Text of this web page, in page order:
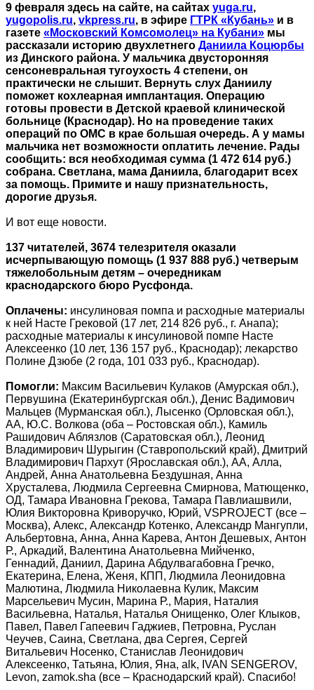
9 февраля здесь на сайте, на сайтах yuga.ru,
yugopolis.ru, vkpress.ru, в эфире ГТРК «Кубань» и в
газете «Московский Комсомолец» на Кубани» мы
рассказали историю двухлетнего Даниила Коцюрбы
из Динского района. У мальчика двусторонняя
сенсоневральная тугоухость 4 степени, он
практически не слышит. Вернуть слух Даниилу
поможет кохлеарная имплантация. Операцию
готовы провести в Детской краевой клинической
больнице (Краснодар). Но на проведение таких
операций по ОМС в крае большая очередь. А у мамы
мальчика нет возможности оплатить лечение. Рады
сообщить: вся необходимая сумма (1 472 614 руб.)
собрана. Светлана, мама Даниила, благодарит всех
за помощь. Примите и нашу признательность,
дорогие друзья.
И вот еще новости.
137 читателей, 3674 телезрителя оказали
исчерпывающую помощь (1 937 888 руб.) четверым
тяжелобольным детям – очередникам
краснодарского бюро Русфонда.
Оплачены: инсулиновая помпа и расходные материалы
к ней Насте Грековой (17 лет, 214 826 руб., г. Анапа);
расходные материалы к инсулиновой помпе Насте
Алексеенко (10 лет, 136 157 руб., Краснодар); лекарство
Полине Дзюбе (2 года, 101 033 руб., Краснодар).
Помогли: Максим Васильевич Кулаков (Амурская обл.),
Первушина (Екатеринбургская обл.), Денис Вадимович
Мальцев (Мурманская обл.), Лысенко (Орловская обл.),
АА, Ю.С. Волкова (оба – Ростовская обл.), Камиль
Рашидович Аблязлов (Саратовская обл.), Леонид
Владимирович Шурыгин (Ставропольский край), Дмитрий
Владимирович Пархут (Ярославская обл.), АА, Алла,
Андрей, Анна Анатольевна Бездушная, Анна
Хрусталева, Людмила Сергеевна Смирнова, Матющенко,
ОД, Тамара Ивановна Грекова, Тамара Павлиашвили,
Юлия Викторовна Криворучко, Юрий, VSPROJECT (все –
Москва), Алекс, Александр Котенко, Александр Мангупли,
Альбертовна, Анна, Анна Карева, Антон Дешевых, Антон
Р., Аркадий, Валентина Анатольевна Мийченко,
Геннадий, Даниил, Дарина Абдулвагабовна Гречко,
Екатерина, Елена, Женя, КПП, Людмила Леонидовна
Малютина, Людмила Николаевна Кулик, Максим
Марсельевич Мусин, Марина Р., Мария, Наталия
Васильевна, Наталья, Наталья Онищенко, Олег Клыков,
Павел, Павел Гапеевич Гаджиев, Петровна, Руслан
Чеучев, Саина, Светлана, два Сергея, Сергей
Витальевич Носенко, Станислав Леонидович
Алексеенко, Татьяна, Юлия, Яна, alk, IVAN SENGEROV,
Levon, zamok.sha (все – Краснодарский край). Спасибо!